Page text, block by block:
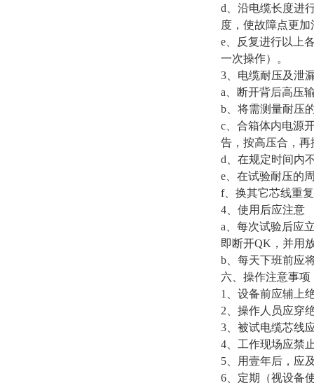
d 、沿电缆长度进
度，使故障点更
e 、反复进行以上
一次操作）。
3 、电缆耐压及泄
a 、断开背后高压
b 、将需测量耐压
c 、合箱体内电源
告，按高压合，
d 、在规定时间内
e 、在试验耐压的
f、换其它芯线重
4 、使用后应注意
a 、每次试验后应
即断开QK ，并用
b 、每天下班前应
六、操作注意事项
1
、设备前应辅上
2 、操作人员应穿
3 、被试电缆芯线
4 、工作现场应禁
5 、用壹年后，应
6 、定期（视设备